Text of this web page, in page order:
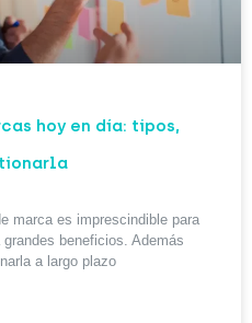
hoy en día: tipos,
marca es imprescindible para
beneficios. Además
a largo plazo